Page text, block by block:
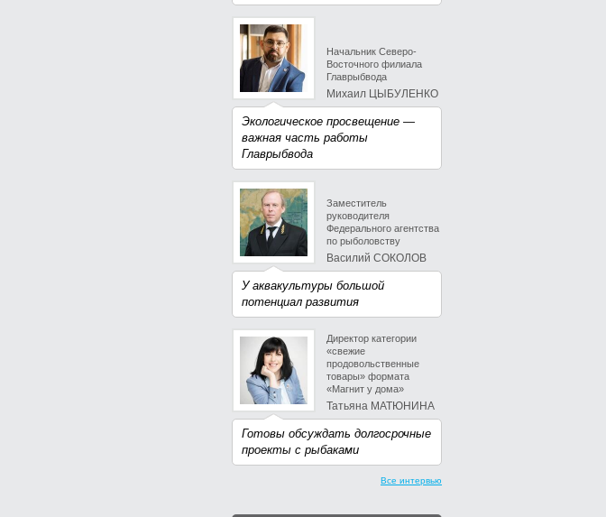
Начальник Северо-
Восточного филиала
Главрыбвода
Михаил ЦЫБУЛЕНКО
Экологическое просвещение —
важная часть работы
Главрыбвода
Заместитель
руководителя
Федерального агентства
по рыболовству
Василий СОКОЛОВ
У аквакультуры большой
потенциал развития
Директор категории
«свежие
продовольственные
товары» формата
«Магнит у дома»
Татьяна МАТЮНИНА
Готовы обсуждать долгосрочные
проекты с рыбаками
Все интервью